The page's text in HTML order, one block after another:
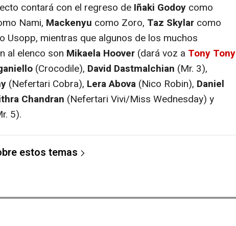
contará con el regreso de Iñaki Godoy como
Nami, Mackenyu como Zoro, Taz Skylar como
Usopp, mientras que algunos de los muchos
al elenco son Mikaela Hoover (dará voz a Tony Tony
(Crocodile), David Dastmalchian (Mr. 3),
(Nefertari Cobra), Lera Abova (Nico Robin), Daniel
Chandran (Nefertari Vivi/Miss Wednesday) y
5).
estos temas